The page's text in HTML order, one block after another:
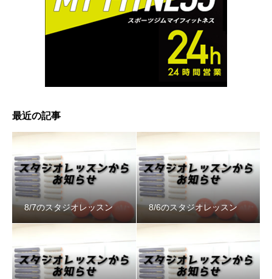
最近の記事
8/7のスタジオレッスン 8/6のスタジオレッスン